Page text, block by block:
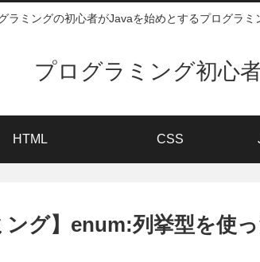
ラミングの初心者がJavaを始めとするプログラ
プログラミング初心
HTML CSS
ング】enum:列挙型を使